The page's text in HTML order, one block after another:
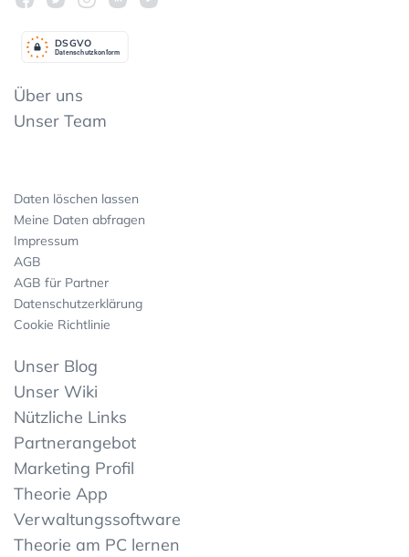
Datenschutzkonform
DSGVO
Über uns
Unser Team
Daten löschen lassen
Meine Daten abfragen
Impressum
AGB
AGB für Partner
Datenschutzerklärung
Cookie Richtlinie
Unser Blog
Unser Wiki
Nützliche Links
Partnerangebot
Marketing Profil
Theorie App
Verwaltungssoftware
Theorie am PC lernen